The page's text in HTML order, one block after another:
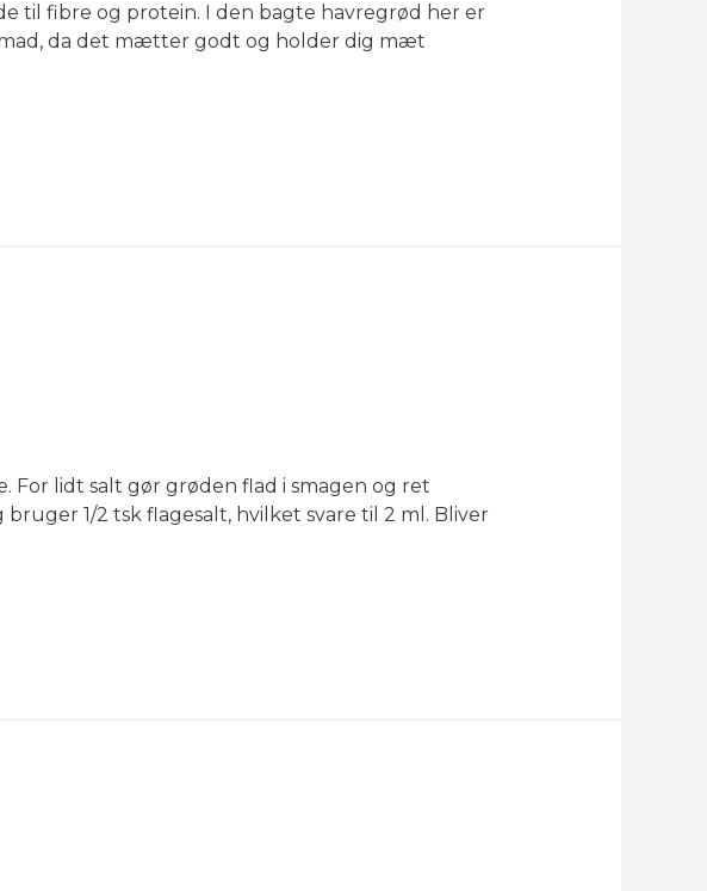
til fibre og protein. I den bagte havregrød her er
da det mætter godt og holder dig mæt
For lidt salt gør grøden flad i smagen og ret
1/2 tsk flagesalt, hvilket svare til 2 ml. Bliver